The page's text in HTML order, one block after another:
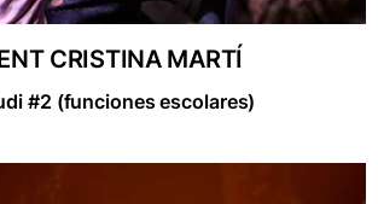
CRISTINA MARTÍ
#2 (funciones escolares)